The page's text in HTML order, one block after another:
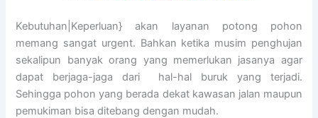
Kebutuhan|Keperluan} akan layanan potong pohon
memang sangat urgent. Bahkan ketika musim penghujan
sekalipun banyak orang yang memerlukan jasanya agar
dapat berjaga-jaga dari hal-hal buruk yang terjadi.
Sehingga pohon yang berada dekat kawasan jalan maupun
pemukiman bisa ditebang dengan mudah.